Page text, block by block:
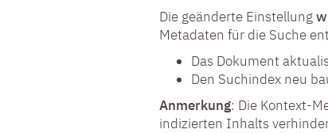
Die geänderte Einstellung
Metadaten für die Suche
Das Dokument
Den Suchindex neu
Anmerkung: Die Kontext-
indizierten Inhalts